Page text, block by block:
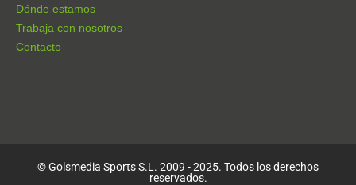
Dónde estamos
Trabaja con nosotros
Contacto
© Golsmedia Sports S.L. 2009 - 2025. Todos los derechos
reservados.